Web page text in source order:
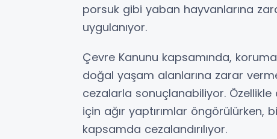
porsuk gibi yaban hayvanlarına
uygulanıyor.
Çevre Kanunu kapsamında,
doğal yaşam alanlarına zarar
cezalarla sonuçlanabiliyor.
için ağır yaptırımlar öngörülürken,
kapsamda cezalandırılıyor.